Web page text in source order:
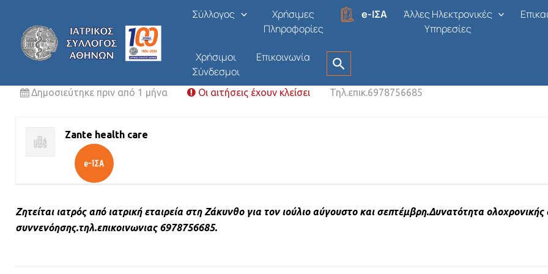
περιεχόμενο
Σύλλογος
Χρήσιμες
Πληροφορίες
e-ΙΣΑ
Άλλες Ηλεκτρονικές
Υπηρεσίες
Χρήσιμοι
Σύνδεσμοι
Επικοινωνία
Από/30/06/2026
ΑΠΑΣΧΟΛΗΣΗ - ΠΡΟΣΦΟΡΑ ΕΡΓΑΣΙΑΣ ΑΠΟ ΙΑΤΡΙΚΟ ΠΡΟΣΩΠΙΚΟ
6η ΥΠΕ - Πελοποννήσου, Ιονίων Νήσων,
Δημοσιεύτηκε πριν από 1 μήνα
Οι αιτήσεις έχουν κλείσει Τηλ.επικ.6978756685
Zante health care
Ζητείται ιατρός από ιατρική εταιρεία στη Ζάκυνθο για τον ιούλιο αύγουστο και σεπτέμβρη.Δυνατότητα
συννενόησης.τηλ.επικοινωνιας 6978756685.